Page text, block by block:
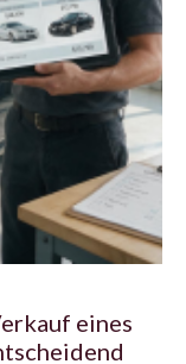
eines